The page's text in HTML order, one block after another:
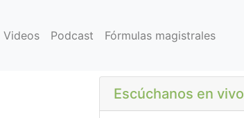
Videos Podcast Fórmulas magistrales
Escúchanos en vivo